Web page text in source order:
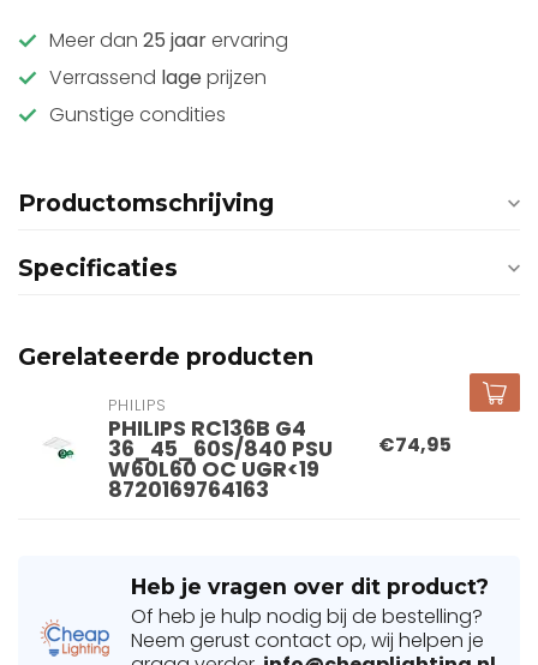
Meer dan 25 jaarervaring
Verrassend lage prijzen
Gunstige condities
Productomschrijving
Specificaties
Gerelateerde producten
PHILIPS
PHILIPS RC136B G4
36_45_60S/840 PSU
W60L60 OC UGR<19
8720169764163
€74,95
Heb je vragen over dit product?
Of heb je hulp nodig bij de bestelling?
Neem gerust contact op, wij helpen je